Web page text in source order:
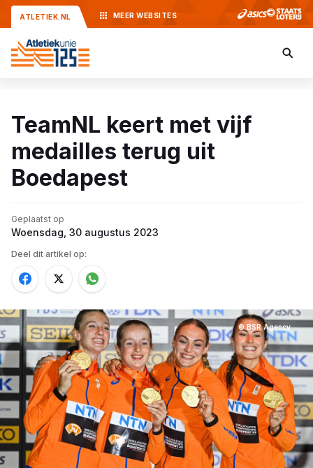
ATLETIEK.NL MEER WEBSITES
TeamNL keert met vijf
medailles terug uit
Boedapest
Geplaatst op
Woensdag, 30 augustus 2023
Deel dit artikel op:
© BSR Agency